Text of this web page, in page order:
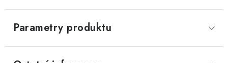
Parametry produktu